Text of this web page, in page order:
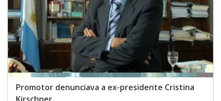
Promotor denunciava a ex-presidente Cristina